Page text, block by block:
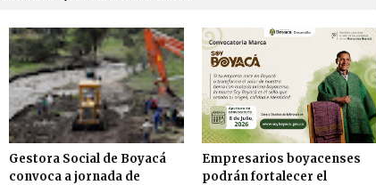
Gestora Social de Boyacá
convoca a jornada de
Empresarios boyacenses
podrán fortalecer el